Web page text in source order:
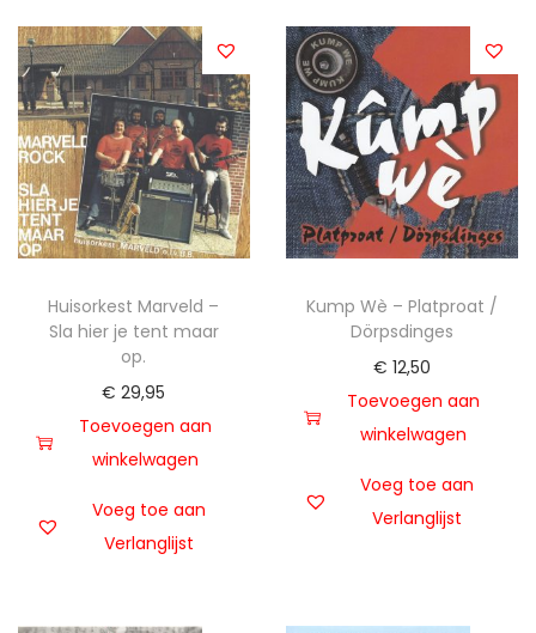
Huisorkest Marveld –
Sla hier je tent maar
op.
€ 29,95
Toevoegen aan
winkelwagen
Voeg toe aan
Verlanglijst
Kump Wè – Platproat /
Dörpsdinges
€ 12,50
Toevoegen aan
winkelwagen
Voeg toe aan
Verlanglijst